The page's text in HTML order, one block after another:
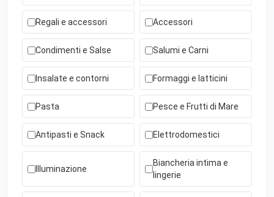
Regali e accessori Accessori
Condimenti e Salse Salumi e Carni
Insalate e contorni Formaggi e latticini
Pasta Pesce e Frutti di Mare
Antipasti e Snack Elettrodomestici
Illuminazione
Biancheria intima e
lingerie